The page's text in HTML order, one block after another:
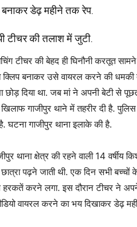
बनाकर डेढ़ महीने तक रेप.
टीचर की तलाश में जुटी.
टीचर की बेहद ही घिनौनी करतूत
क्लिप बनाकर उसे वायरल करने की
दिया था. जब मां ने अपनी बेटी से
खिलाफ गाजीपुर थाने में तहरीर दी है.
गाजीपुर थाना इलाके की है.
थाना क्षेत्र की रहने वाली 14
पढ़ने जाती थी. एक दिन सभी बच्चों
करने लगा. इस दौरान टीचर ने अपने
वायरल करने का भय दिखाकर डेढ़